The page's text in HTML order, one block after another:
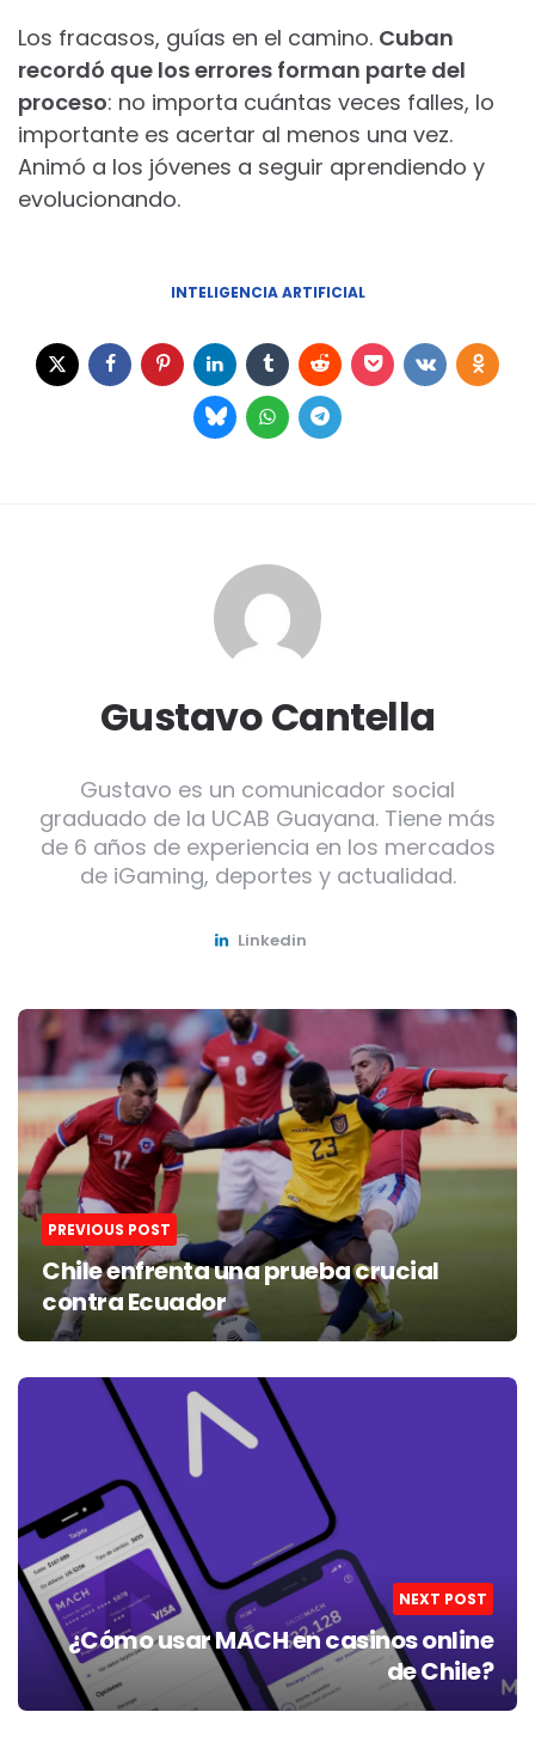
Los fracasos, guías en el camino. Cuban
recordó que los errores forman parte del
proceso: no importa cuántas veces falles, lo
importante es acertar al menos una vez.
Animó a los jóvenes a seguir aprendiendo y
evolucionando.
INTELIGENCIA ARTIFICIAL
Gustavo Cantella
Gustavo es un comunicador social
graduado de la UCAB Guayana. Tiene más
de 6 años de experiencia en los mercados
de iGaming, deportes y actualidad.
Linkedin
Post
navigation
PREVIOUS POST
Chile enfrenta una prueba crucial
contra Ecuador
NEXT POST
¿Cómo usar MACH en casinos online
de Chile?